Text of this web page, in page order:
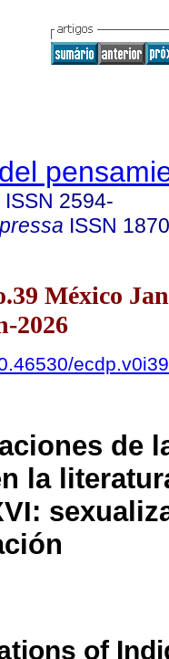
ISSN 2594-
ISSN
México
2026
de
la
of